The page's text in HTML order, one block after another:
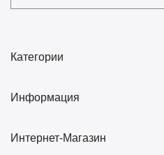
Категории
Информация
Интернет-Магазин